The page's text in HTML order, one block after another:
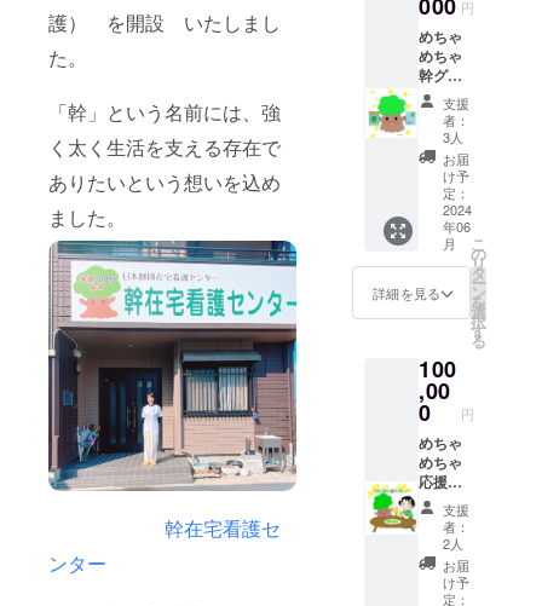
護） を開設 いたしまし
た。
「幹」という名前には、強
く太く生活を支える存在で
ありたいという想いを込め
ました。
幹在宅看護セ
ンター
す。支
必ず備
考欄に
掲載を
希望さ
れるお
名前、
もしく
は会社
のHPア
ドレス
をご記
入くだ
メ
ニュー
年、
ホーム
ページ
間は5年
です。
掲載を
希望さ
れるお
名前、
もしく
は会社
のHPア
ドレス
をご記
入くだ
さい。
ニュー
掲載期
間は1
掲載期
間は５
年で
す。
バラエ
ティー
セッ
ト」
（カン
パー
ニュ・
メラン
ジェ・
食パン
２分の
１カッ
ト）引
換券3枚
とラン
添付、
有効期
限は
2024年
12月末
とさせ
ていた
だきま
す。お
名前、
もしく
は会社
のホー
000 円
めちゃ
めちゃ
幹グッ
ズいっ
ぱいで
応援す
るプラ
ン 心を
込めた
お礼の
メール
と特製
ポスト
カード
７種
セッ
グッズ
３セッ
ト、半
年に１
回の幹
会報を
２回、
年に１
回の幹
グルー
プ全体
の活動
を記録
支援
者：
3人
お届
け予
定：
2024
年06
月
詳細を見る
こ
の
リ
タ
ー
ン
を
選
択
す
る
100
,00
0 円
めちゃ
めちゃ
応援し
てラン
チと1泊
2日幹短
期入所
体験ツ
アーが
支援
者：
2人
お届
け予
定：